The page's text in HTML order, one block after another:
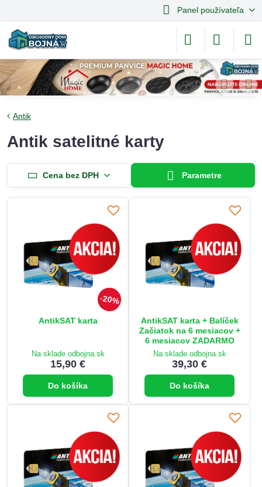
Panel používateľa
Antik
Antik satelitné karty
Cena bez DPH Parametre
20%
AntikSAT karta
Na sklade odbojna.sk
15,90 €
Do košíka
AntikSAT karta + Balíček
Začiatok na 6 mesiacov +
6 mesiacov ZADARMO
Na sklade odbojna.sk
39,30 €
Do košíka